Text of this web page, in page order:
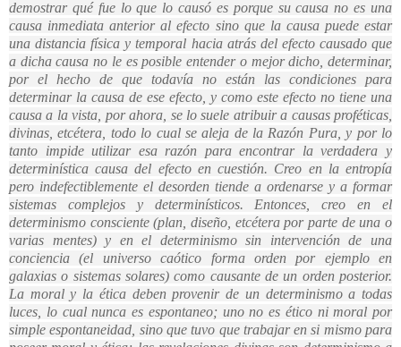
demostrar qué fue lo que lo causó es porque su causa no es una
causa inmediata anterior al efecto sino que la causa puede estar
una distancia física y temporal hacia atrás del efecto causado que
a dicha causa no le es posible entender o mejor dicho, determinar,
por el hecho de que todavía no están las condiciones para
determinar la causa de ese efecto, y como este efecto no tiene una
causa a la vista, por ahora, se lo suele atribuir a causas proféticas,
divinas, etcétera, todo lo cual se aleja de la Razón Pura, y por lo
tanto impide utilizar esa razón para encontrar la verdadera y
determinística causa del efecto en cuestión. Creo en la entropía
pero indefectiblemente el desorden tiende a ordenarse y a formar
sistemas complejos y determinísticos. Entonces, creo en el
determinismo consciente (plan, diseño, etcétera por parte de una o
varias mentes) y en el determinismo sin intervención de una
conciencia (el universo caótico forma orden por ejemplo en
galaxias o sistemas solares) como causante de un orden posterior.
La moral y la ética deben provenir de un determinismo a todas
luces, lo cual nunca es espontaneo; uno no es ético ni moral por
simple espontaneidad, sino que tuvo que trabajar en si mismo para